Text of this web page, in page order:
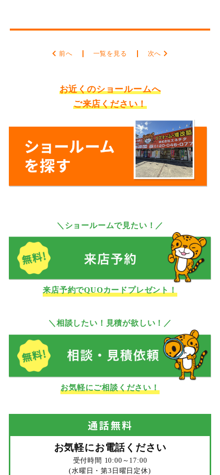
前へ 一覧を見る 次へ
お近くのショールームへ
ご来店ください！
＼ショールームで見たい！／
来店予約でQUOカードプレゼント！
＼相談したい！見積が欲しい！／
お気軽にご相談ください！
通話無料
お気軽にお電話ください
受付時間 10:00～17:00
(水曜日・第3日曜日定休)